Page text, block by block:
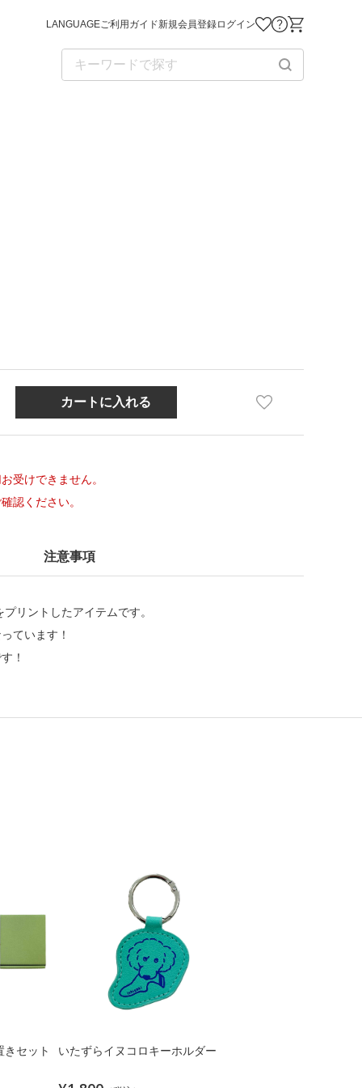
LANGUAGEご利用ガイド新規会員登録ログイン お気に入り商品
お問い合わせ
受けできません。
認ください。
リントしたアイテムです。
ています！
！
注意事項
きセット いたずらイヌコロキーホルダー